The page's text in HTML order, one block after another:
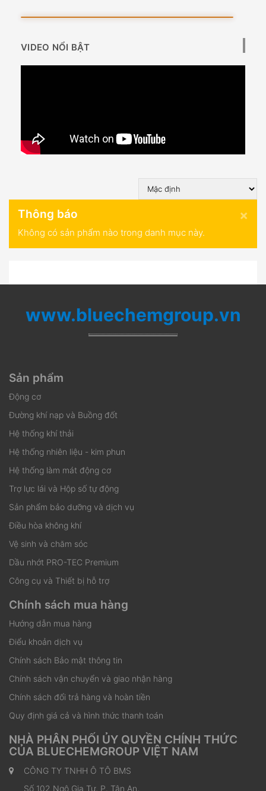
VIDEO NỔI BẬT
×
Thông báo
Không có sản phẩm nào trong danh mục này.
www.bluechemgroup.vn
Sản phẩm
Động cơ
Đường khí nạp và Buồng đốt
Hệ thống khí thải
Hệ thống nhiên liệu - kim phun
Hệ thống làm mát động cơ
Trợ lực lái và Hộp số tự động
Sản phẩm bảo dưỡng và dịch vụ
Điều hòa không khí
Vệ sinh và chăm sóc
Dầu nhớt PRO-TEC Premium
Công cụ và Thiết bị hỗ trợ
Chính sách mua hàng
Hướng dẫn mua hàng
Điểu khoản dịch vụ
Chính sách Bảo mật thông tin
Chính sách vận chuyển và giao nhận hàng
Chính sách đổi trả hàng và hoàn tiền
Quy định giá cả và hình thức thanh toán
NHÀ PHÂN PHỐI ỦY QUYỀN CHÍNH THỨC
CỦA BLUECHEMGROUP VIỆT NAM
CÔNG TY TNHH Ô TÔ BMS
Số 102 Ngô Gia Tự, P. Tân An,